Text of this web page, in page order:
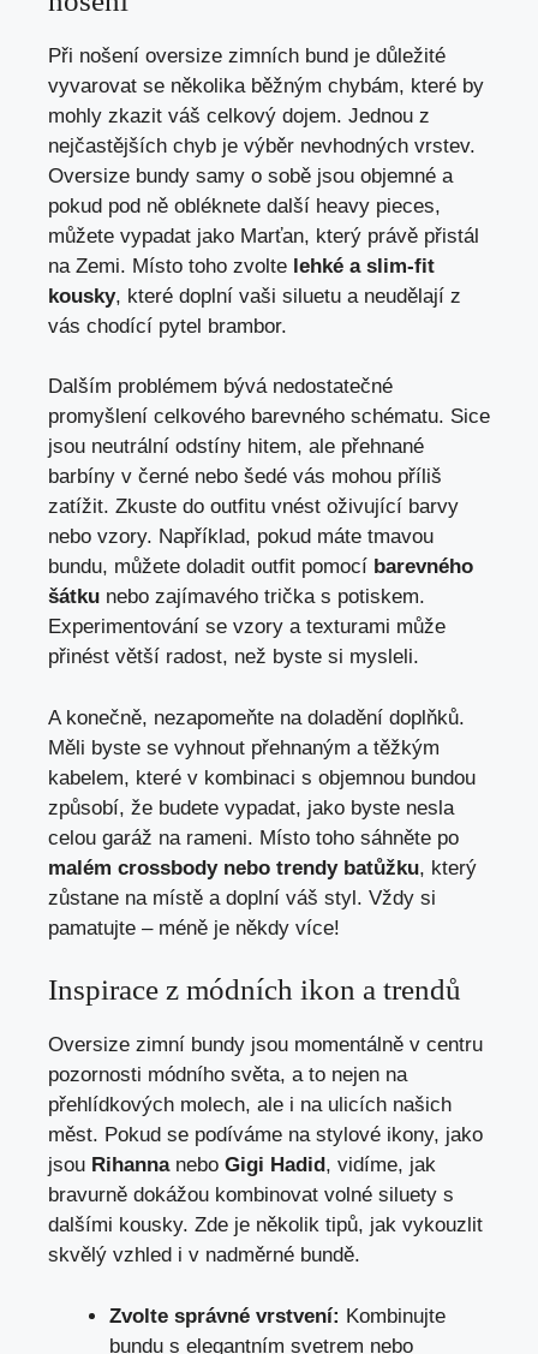
Při nošení ​oversize zimních bund⁢ je důležité
vyvarovat se několika běžným chybám, které by
mohly zkazit váš celkový dojem. Jednou z
nejčastějších chyb je výběr nevhodných vrstev.
Oversize bundy samy o sobě jsou objemné a
pokud pod ně obléknete⁢ další heavy pieces,
můžete ‍vypadat jako Marťan, který právě přistál
na Zemi. Místo​ toho zvolte lehké a slim-fit
kousky, které doplní vaši siluetu a neudělají z
vás chodící pytel brambor.
Dalším problémem⁢ bývá ‌nedostatečné
promyšlení celkového barevného schématu. Sice
jsou neutrální odstíny‌ hitem, ale přehnané
barbíny v černé nebo šedé vás mohou příliš
zatížit. Zkuste do outfitu vnést⁣ oživující barvy
nebo vzory. Například, pokud máte tmavou
bundu, ⁢můžete doladit outfit​ pomocí barevného
šátku nebo zajímavého trička s potiskem.
Experimentování se vzory a texturami může
přinést větší radost, než byste si mysleli.
A konečně, nezapomeňte na doladění doplňků.
Měli byste se vyhnout přehnaným a těžkým
kabelem, které‍ v kombinaci s objemnou ‌bundou‌
způsobí, že ​budete vypadat, jako byste nesla
celou garáž na rameni. Místo toho⁣ sáhněte po
malém crossbody nebo trendy batůžku, který
zůstane na místě a doplní váš styl. Vždy si
pamatujte – méně je někdy více!
Inspirace z módních ikon a trendů
Oversize zimní bundy jsou momentálně v centru
pozornosti módního světa, a to nejen na
přehlídkových molech, ale i na⁢ ulicích našich
měst. Pokud se podíváme na stylové ikony, jako
jsou Rihannanebo Gigi Hadid, vidíme, jak⁣
bravurně dokážou kombinovat volné siluety s
dalšími‍ kousky. ‍Zde ‌je několik tipů, jak vykouzlit
skvělý vzhled i v nadměrné bundě.
Zvolte správné vrstvení: Kombinujte
bundu s elegantním svetrem⁤ nebo